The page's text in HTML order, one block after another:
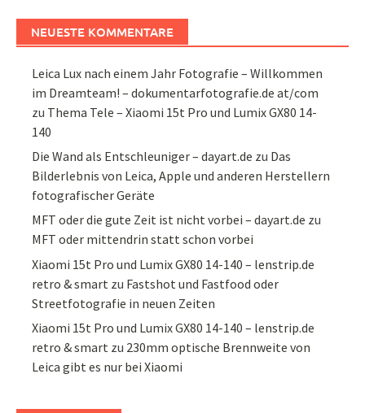
NEUESTE KOMMENTARE
Leica Lux nach einem Jahr Fotografie – Willkommen
im Dreamteam! – dokumentarfotografie.de at/com
zu Thema Tele – Xiaomi 15t Pro und Lumix GX80 14-
140
Die Wand als Entschleuniger – dayart.de zu Das
Bilderlebnis von Leica, Apple und anderen Herstellern
fotografischer Geräte
MFT oder die gute Zeit ist nicht vorbei – dayart.de zu
MFT oder mittendrin statt schon vorbei
Xiaomi 15t Pro und Lumix GX80 14-140 – lenstrip.de
retro & smart zu Fastshot und Fastfood oder
Streetfotografie in neuen Zeiten
Xiaomi 15t Pro und Lumix GX80 14-140 – lenstrip.de
retro & smart zu 230mm optische Brennweite von
Leica gibt es nur bei Xiaomi